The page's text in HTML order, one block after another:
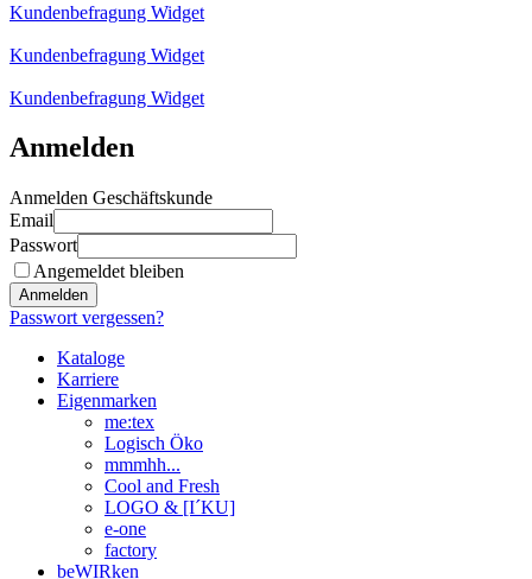
Kundenbefragung Widget
Kundenbefragung Widget
Kundenbefragung Widget
Anmelden
Anmelden Geschäftskunde
Email
Passwort
Angemeldet bleiben
Anmelden
Passwort vergessen?
Kataloge
Karriere
Eigenmarken
me:tex
Logisch Öko
mmmhh...
Cool and Fresh
LOGO & [I´KU]
e-one
factory
beWIRken